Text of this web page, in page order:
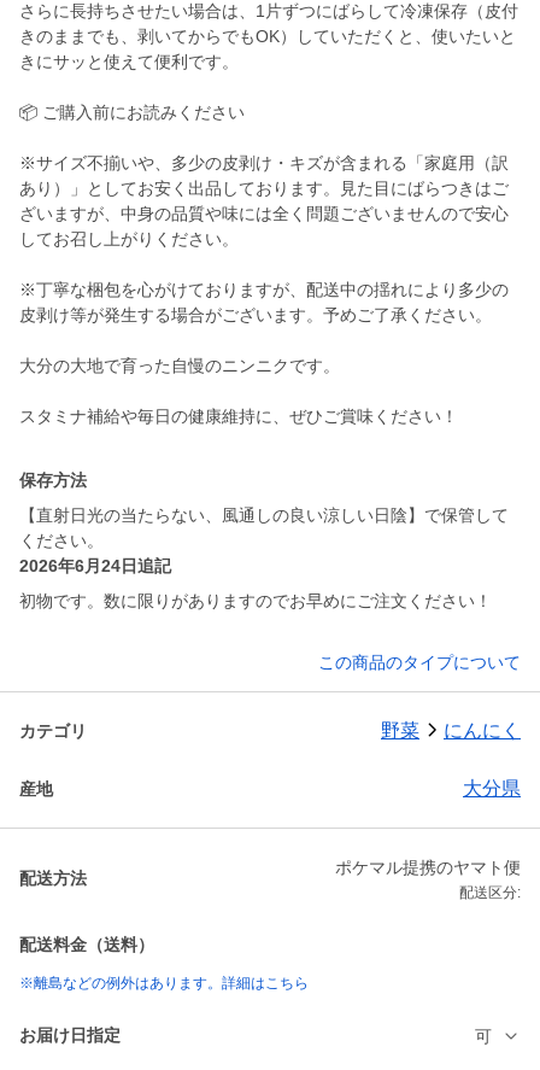
さらに長持ちさせたい場合は、1片ずつにばらして冷凍保存（皮付
きのままでも、剥いてからでもOK）していただくと、使いたいと
きにサッと使えて便利です。
📦 ご購入前にお読みください
※サイズ不揃いや、多少の皮剥け・キズが含まれる「家庭用（訳
あり）」としてお安く出品しております。見た目にばらつきはご
ざいますが、中身の品質や味には全く問題ございませんので安心
してお召し上がりください。
※丁寧な梱包を心がけておりますが、配送中の揺れにより多少の
皮剥け等が発生する場合がございます。予めご了承ください。
大分の大地で育った自慢のニンニクです。
スタミナ補給や毎日の健康維持に、ぜひご賞味ください！
保存方法
【直射日光の当たらない、風通しの良い涼しい日陰】で保管して
ください。
2026年6月24日追記
初物です。数に限りがありますのでお早めにご注文ください！
この商品のタイプについて
カテゴリ 野菜 にんにく
産地 大分県
配送方法
ポケマル提携のヤマト便
配送区分:
配送料金（送料）
※離島などの例外はあります。詳細はこちら
お届け日指定 可